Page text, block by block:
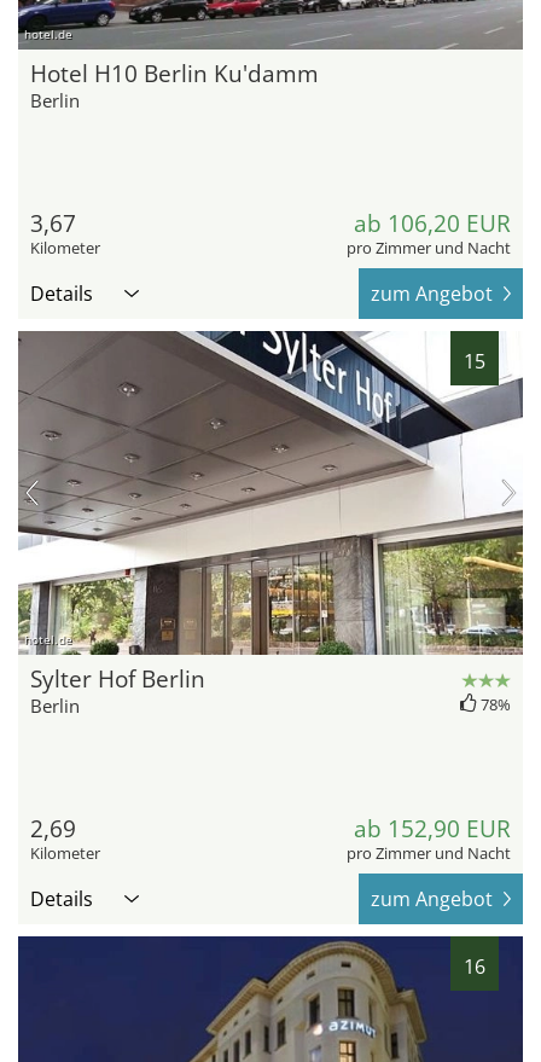
hotel.de
Hotel H10 Berlin Ku'damm
Berlin
3,67
Kilometer
ab 106,20 EUR
pro Zimmer und Nacht
Details zum Angebot
15
hotel.de
Sylter Hof Berlin
Berlin 78%
2,69
Kilometer
ab 152,90 EUR
pro Zimmer und Nacht
Details zum Angebot
16